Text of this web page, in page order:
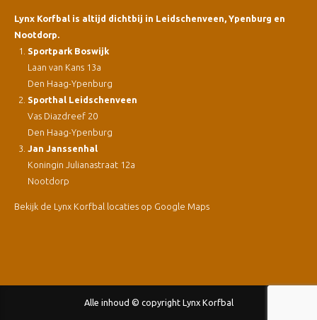
Lynx Korfbal is altijd dichtbij in Leidschenveen, Ypenburg en
Nootdorp.
Sportpark Boswijk
Laan van Kans 13a
Den Haag-Ypenburg
Sporthal Leidschenveen
Vas Diazdreef 20
Den Haag-Ypenburg
Jan Janssenhal
Koningin Julianastraat 12a
Nootdorp
Bekijk de Lynx Korfbal locaties op Google Maps
Alle inhoud © copyright Lynx Korfbal